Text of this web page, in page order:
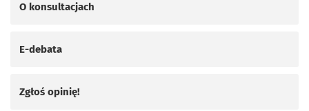
O konsultacjach
E-debata
Zgłoś opinię!